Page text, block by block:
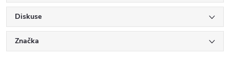
Diskuse
Značka